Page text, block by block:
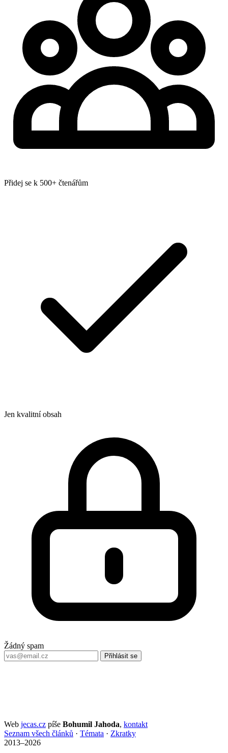
Přidej se k 500+ čtenářům
Jen kvalitní obsah
Žádný spam
Přihlásit se
Web jecas.cz píše Bohumil Jahoda, kontakt
Seznam všech článků · Témata · Zkratky
2013–2026